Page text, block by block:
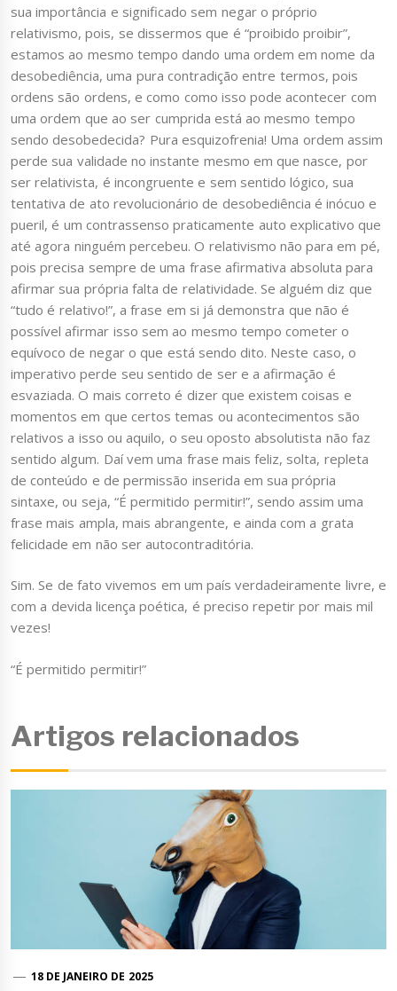
sua importância e significado sem negar o próprio
relativismo, pois, se dissermos que é “proibido proibir”,
estamos ao mesmo tempo dando uma ordem em nome da
desobediência, uma pura contradição entre termos, pois
ordens são ordens, e como como isso pode acontecer com
uma ordem que ao ser cumprida está ao mesmo tempo
sendo desobedecida? Pura esquizofrenia! Uma ordem assim
perde sua validade no instante mesmo em que nasce, por
ser relativista, é incongruente e sem sentido lógico, sua
tentativa de ato revolucionário de desobediência é inócuo e
pueril, é um contrassenso praticamente auto explicativo que
até agora ninguém percebeu. O relativismo não para em pé,
pois precisa sempre de uma frase afirmativa absoluta para
afirmar sua própria falta de relatividade. Se alguém diz que
“tudo é relativo!”, a frase em si já demonstra que não é
possível afirmar isso sem ao mesmo tempo cometer o
equívoco de negar o que está sendo dito. Neste caso, o
imperativo perde seu sentido de ser e a afirmação é
esvaziada. O mais correto é dizer que existem coisas e
momentos em que certos temas ou acontecimentos são
relativos a isso ou aquilo, o seu oposto absolutista não faz
sentido algum. Daí vem uma frase mais feliz, solta, repleta
de conteúdo e de permissão inserida em sua própria
sintaxe, ou seja, “É permitido permitir!”, sendo assim uma
frase mais ampla, mais abrangente, e ainda com a grata
felicidade em não ser autocontraditória.
Sim. Se de fato vivemos em um país verdadeiramente livre, e
com a devida licença poética, é preciso repetir por mais mil
vezes!
“É permitido permitir!”
Artigos relacionados
18 DE JANEIRO DE 2025